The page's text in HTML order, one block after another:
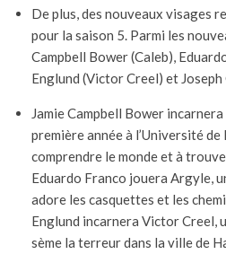
De plus, des nouveaux visages
pour la saison 5. Parmi les
Campbell Bower (Caleb),
Englund (Victor Creel) et Joseph
Jamie Campbell Bower
première année à l’Université de
comprendre le monde et à
Eduardo Franco jouera Argyle,
adore les casquettes et les
Englund incarnera Victor Creel,
sème la terreur dans la ville de